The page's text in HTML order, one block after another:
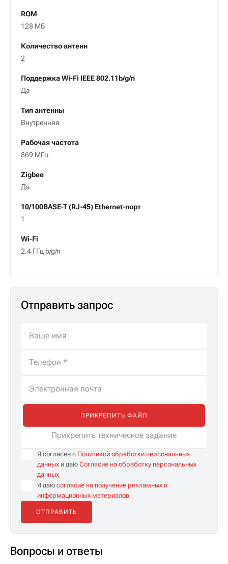
ROM
128 МБ
Количество антенн
2
Поддержка Wi-Fi IEEE 802.11b/g/n
Да
Тип антенны
Внутренняя
Рабочая частота
869 МГц
Zigbee
Да
10/100BASE-T (RJ-45) Ethernet-порт
1
Wi-Fi
2.4 ГГц b/g/n
Отправить запрос
ПРИКРЕПИТЬ ФАЙЛ
Прикрепить техническое задание
Я согласен с Политикой обработки персональных
данных и даю Согласие на обработку персональных
данных
Я даю согласие на получение рекламных и
информационных материалов
Вопросы и ответы